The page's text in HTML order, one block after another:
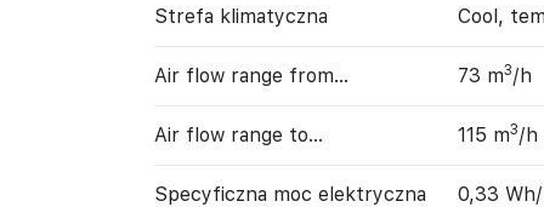
Strefa klimatyczna Cool,
Air flow range from… 73 m3/h
Air flow range to… 115 m3/h
Specyficzna moc elektryczna 0,33